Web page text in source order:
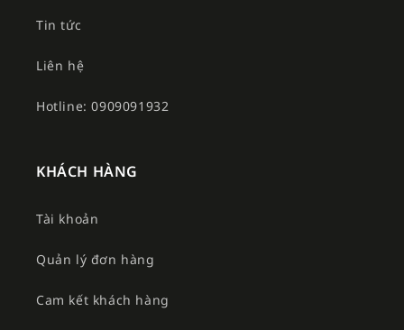
Tin tức
Liên hệ
Hotline: 0909091932
KHÁCH HÀNG
Tài khoản
Quản lý đơn hàng
Cam kết khách hàng